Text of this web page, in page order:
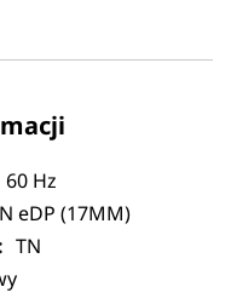
60 Hz
eDP (17MM)
TN